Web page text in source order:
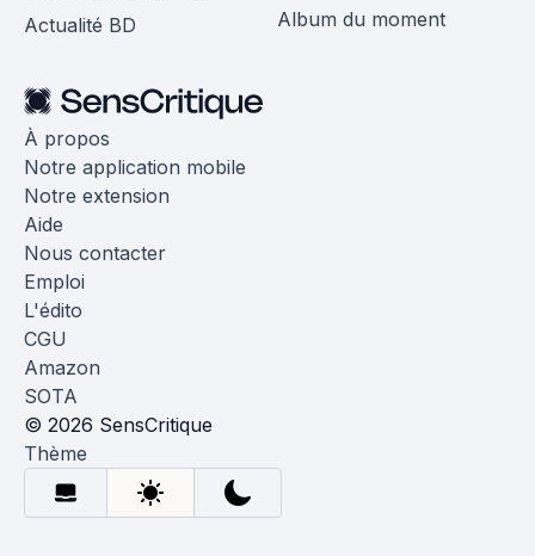
Actualité BD
Album du moment
À propos
Notre application mobile
Notre extension
Aide
Nous contacter
Emploi
L'édito
CGU
Amazon
SOTA
© 2026 SensCritique
Thème